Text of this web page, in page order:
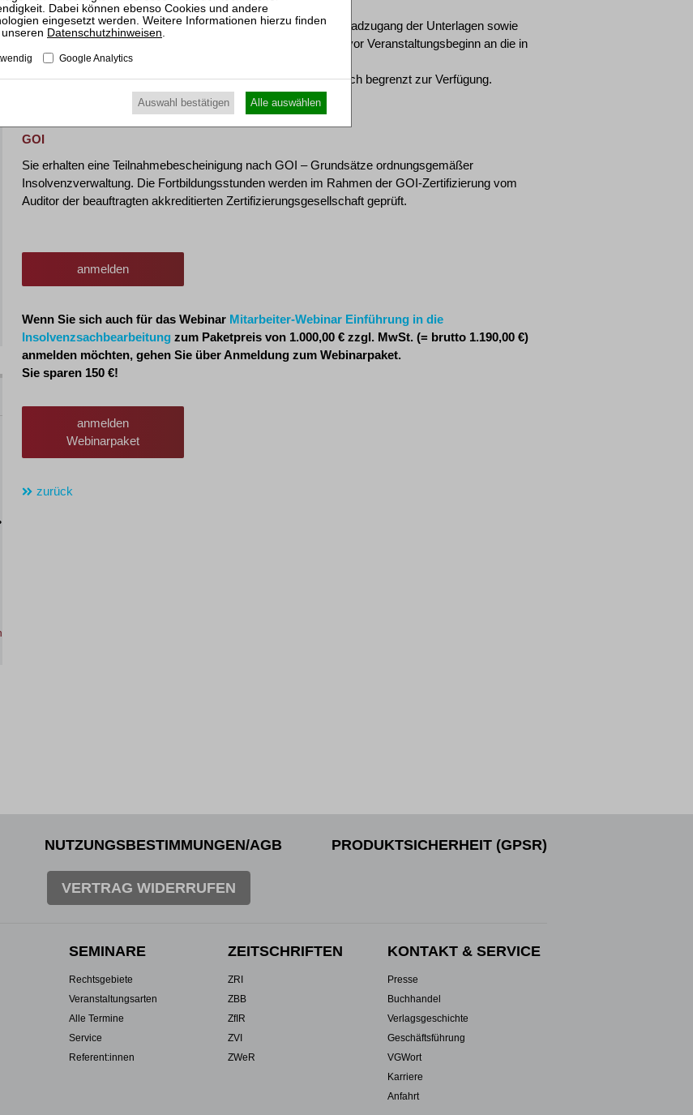
Inkl. Teilnahmeunterlagen zum Download;
Eine Anleitung zur Teilnahme am Webinar, Codes zum Downloadzugang der Unterlagen sowie
weitere Informationen erhalten Sie ca. zwei bis drei Werktage vor Veranstaltungsbeginn an die in
der Kontaktadresse angegebene E-Mail-Adresse.
Die Teilnahmeunterlagen stellen wir Ihnen zum Download zeitlich begrenzt zur Verfügung.
GOI
Sie erhalten eine Teilnahmebescheinigung nach GOI – Grundsätze ordnungsgemäßer
Insolvenzverwaltung. Die Fortbildungsstunden werden im Rahmen der GOI-Zertifizierung vom
Auditor der beauftragten akkreditierten Zertifizierungsgesellschaft geprüft.
anmelden
Wenn Sie sich auch für das Webinar Mitarbeiter-Webinar Einführung in die
Insolvenzsachbearbeitung zum Paketpreis von 1.000,00 € zzgl. MwSt. (= brutto 1.190,00 €)
anmelden möchten, gehen Sie über Anmeldung zum Webinarpaket.
Sie sparen 150 €!
anmelden
Webinarpaket
zurück
NUTZUNGSBESTIMMUNGEN/AGB PRODUKTSICHERHEIT (GPSR)
VERTRAG WIDERRUFEN
SEMINARE
Rechtsgebiete
Veranstaltungsarten
Alle Termine
Service
Referent:innen
ZEITSCHRIFTEN
ZRI
ZBB
ZfIR
ZVI
ZWeR
KONTAKT & SERVICE
Presse
Buchhandel
Verlagsgeschichte
Geschäftsführung
VGWort
Karriere
Anfahrt
Datenschutzhinweisen.
Google Analytics
Auswahl bestätigen Alle auswählen